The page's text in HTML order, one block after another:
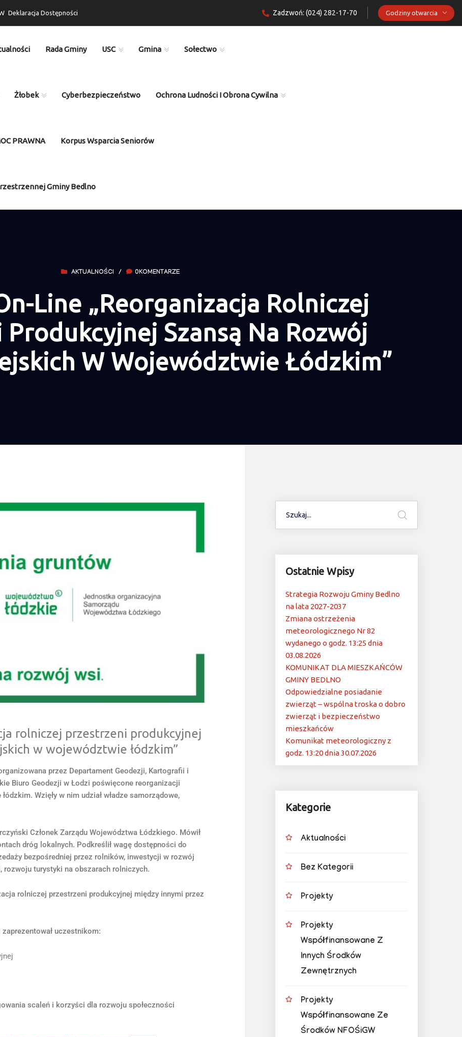
Deklaracja Dostępności Zadzwoń: (024) 282-17-70 Godziny otwarcia
Rada Gminy USC Gmina Sołectwo
Żłobek Cyberbezpieczeństwo Ochrona Ludności I Obrona Cywilna
PRAWNA Korpus Wsparcia Seniorów
Gminy Bedlno
AKTUALNOŚCI / 0KOMENTARZE
Line „Reorganizacja Rolniczej
Szansą Na Rozwój
W Województwie Łódzkim”
rolniczej przestrzeni produkcyjnej
w województwie łódzkim”
przez Departament Geodezji, Kartografii i
Biuro Geodezji w Łodzi poświęcone reorganizacji
Wzięły w nim udział władze samorządowe,
Członek Zarządu Województwa Łódzkiego. Mówił
dróg lokalnych. Podkreślił wagę dostępności do
bezpośredniej przez rolników, inwestycji w rozwój
turystyki na obszarach rolniczych.
rolniczej przestrzeni produkcyjnej między innymi przez
uczestnikom:
scaleń i korzyści dla rozwoju społeczności
Ostatnie Wpisy
Strategia Rozwoju Gminy Bedlno
na lata 2027-2037
Zmiana ostrzeżenia
meteorologicznego Nr 82
wydanego o godz. 13:25 dnia
03.08.2026
KOMUNIKAT DLA MIESZKAŃCÓW
GMINY BEDLNO
Odpowiedzialne posiadanie
zwierząt – wspólna troska o dobro
zwierząt i bezpieczeństwo
mieszkańców
Komunikat meteorologiczny z
godz. 13:20 dnia 30.07.2026
Kategorie
Aktualności
Bez Kategorii
Projekty
Projekty
Współfinansowane Z
Innych Środków
Zewnętrznych
Projekty
Współfinansowane Ze
Środków NFOŚiGW